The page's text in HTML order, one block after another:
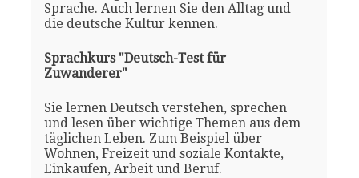
Sprache. Auch lernen Sie den Alltag und
die deutsche Kultur kennen.
Sprachkurs "Deutsch-Test für
Zuwanderer"
Sie lernen Deutsch verstehen, sprechen
und lesen über wichtige Themen aus dem
täglichen Leben. Zum Beispiel über
Wohnen, Freizeit und soziale Kontakte,
Einkaufen, Arbeit und Beruf.